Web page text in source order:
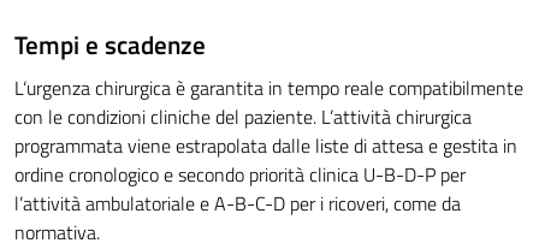
Tempi e scadenze
L‘urgenza chirurgica è garantita in tempo reale compatibilmente
con le condizioni cliniche del paziente. L’attività chirurgica
programmata viene estrapolata dalle liste di attesa e gestita in
ordine cronologico e secondo priorità clinica U-B-D-P per
l’attività ambulatoriale e A-B-C-D per i ricoveri, come da
normativa.